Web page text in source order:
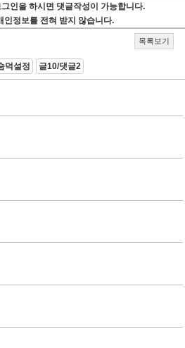
그인을 하시면 댓글작성이 가능합니다.
인정보를 전혀 받지 않습니다.
목록보기
덕설정 글10/댓글2